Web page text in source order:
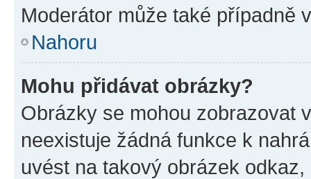
Moderátor může také případně
Nahoru
Mohu přidávat obrázky?
Obrázky se mohou zobrazovat
neexistuje žádná funkce k
uvést na takový obrázek